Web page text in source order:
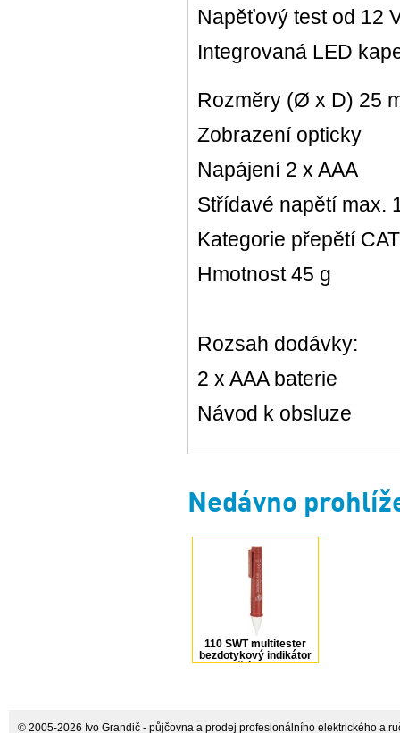
Napěťový test od 12
Integrovaná LED
Rozměry (Ø x D) 25
Zobrazení opticky
Napájení 2 x AAA
Střídavé napětí max.
Kategorie přepětí
Hmotnost 45 g
Rozsah dodávky:
2 x AAA baterie
Návod k obsluze
Nedávno
110 SWT multitester
bezdotykový indikátor
napětí Testboy
© 2005-2026 Ivo Grandič - půjčovna a prodej profesionálního elektrického a